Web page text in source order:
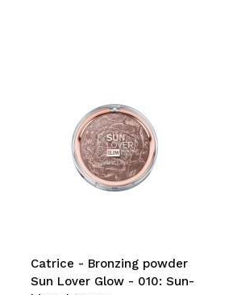
Catrice - Bronzing powder
Sun Lover Glow - 010: Sun-